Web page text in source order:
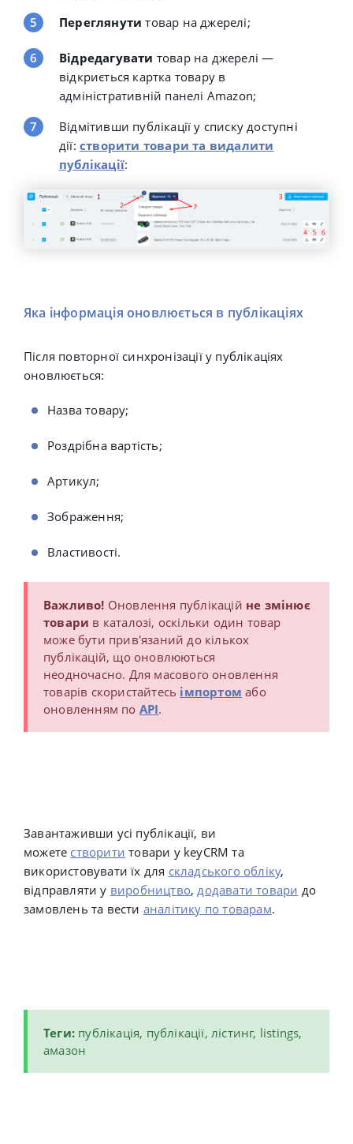
Переглянути товар на джерелі;
Відредагувати товар на джерелі —
відкриється картка товару в
адміністративній панелі Amazon;
Відмітивши публікації у списку доступні
дії: створити товари та видалити
публікації:
Яка інформація оновлюється в публікаціях
Після повторної синхронізації у публікаціях
оновлюється:
Назва товару;
Роздрібна вартість;
Артикул;
Зображення;
Властивості.
Важливо! Оновлення публікацій не змінює
товари в каталозі, оскільки один товар
може бути прив'язаний до кількох
публікацій, що оновлюються
неодночасно. Для масового оновлення
товарів скористайтесь імпортом або
оновленням по API.
Завантаживши усі публікації, ви
можете створити товари у keyCRM та
використовувати їх для складського обліку,
відправляти у виробництво, додавати товари до
замовлень та вести аналітику по товарам.
Теги: публікація, публікації, лістинг, listings,
амазон